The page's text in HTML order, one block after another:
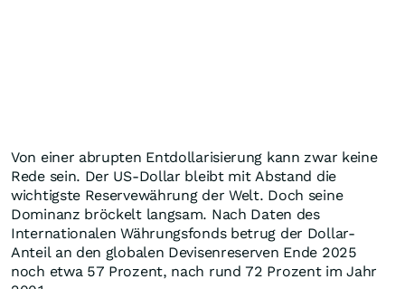
Von einer abrupten Entdollarisierung kann zwar keine
Rede sein. Der US-Dollar bleibt mit Abstand die
wichtigste Reservewährung der Welt. Doch seine
Dominanz bröckelt langsam. Nach Daten des
Internationalen Währungsfonds betrug der Dollar-
Anteil an den globalen Devisenreserven Ende 2025
noch etwa 57 Prozent, nach rund 72 Prozent im Jahr